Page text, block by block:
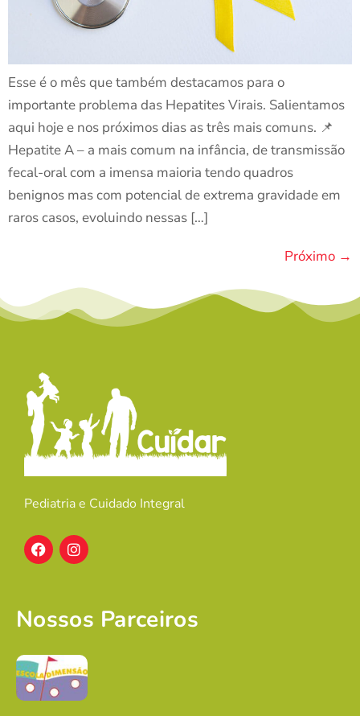
Esse é o mês que também destacamos para o
importante problema das Hepatites Virais. Salientamos
aqui hoje e nos próximos dias as três mais comuns. 📌
Hepatite A – a mais comum na infância, de transmissão
fecal-oral com a imensa maioria tendo quadros
benignos mas com potencial de extrema gravidade em
raros casos, evoluindo nessas […]
Próximo →
Pediatria e Cuidado Integral
Nossos Parceiros